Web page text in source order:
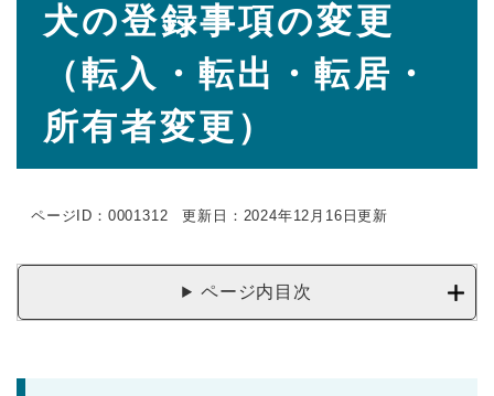
犬の登録事項の変更
（転入・転出・転居・
所有者変更）
ページID：0001312 更新日：2024年12月16日更新
ページ内目次